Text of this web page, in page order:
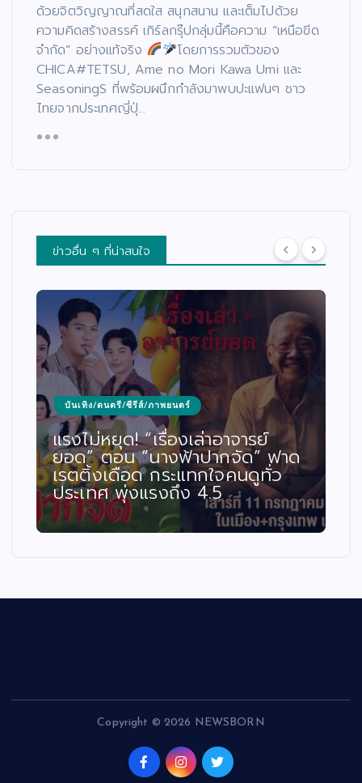
ด้วยจิตวิญญาณที่สดใส สนุกสนาน และเต็มไปด้วย
ความคิดสร้างสรรค์ เกิร์ลกรุ๊ปกลุ่มนี้คือความ “เหนือขีด
จำกัด” อย่างแท้จริง
โดยการรวมตัวของ
CHICA#TETSU, Ame no Mori Kawa Umi และ
SeasoningS ที่พร้อมผนึกกำลังมาพบปะแฟนๆ ชาว
ไทยจากประเทศญี่ปุ่…
ข่าวอื่น ๆ ที่น่าสนใจ
บันเทิง/ดนตรี/ซีรีส์/ภาพยนตร์
แรงไม่หยุด! “เรื่องเล่าอาจารย์
ยอด” ตอน “นางฟ้าปากจัด” ฟาด
เรตติ้งเดือด กระแทกใจคนดูทั่ว
ประเทศ พุ่งแรงถึง 4.5
Copyright © 2026 NEWSBORN